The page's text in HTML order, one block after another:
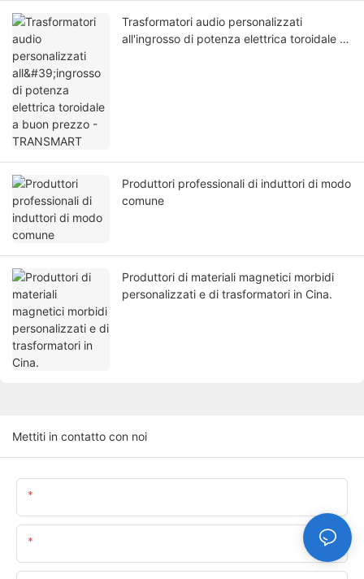
Trasformatori audio personalizzati
all'ingrosso di potenza elettrica toroidale a
Produttori professionali di induttori di modo
comune
Produttori di materiali magnetici morbidi
personalizzati e di trasformatori in Cina.
Mettiti in contatto con noi